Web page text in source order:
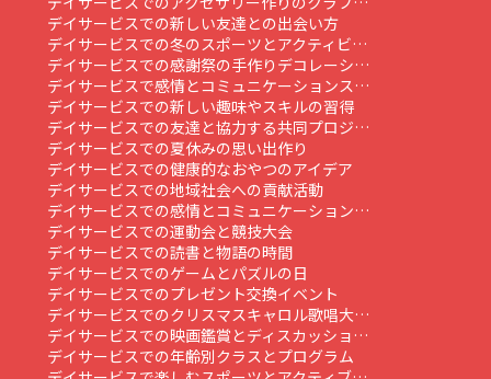
デイサービスでの新しい友達との出会い方
デイサービスでの冬のスポーツとアクティビ…
デイサービスでの感謝祭の手作りデコレーシ…
デイサービスで感情とコミュニケーションス…
デイサービスでの新しい趣味やスキルの習得
デイサービスでの友達と協力する共同プロジ…
デイサービスでの夏休みの思い出作り
デイサービスでの健康的なおやつのアイデア
デイサービスでの地域社会への貢献活動
デイサービスでの感情とコミュニケーション…
デイサービスでの運動会と競技大会
デイサービスでの読書と物語の時間
デイサービスでのゲームとパズルの日
デイサービスでのプレゼント交換イベント
デイサービスでのクリスマスキャロル歌唱大…
デイサービスでの映画鑑賞とディスカッショ…
デイサービスでの年齢別クラスとプログラム